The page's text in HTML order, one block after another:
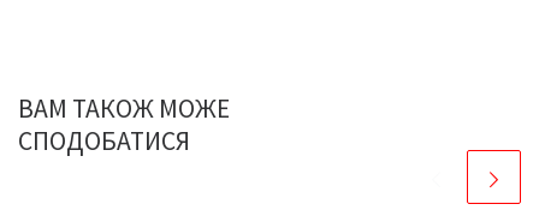
ВАМ ТАКОЖ МОЖЕ
СПОДОБАТИСЯ